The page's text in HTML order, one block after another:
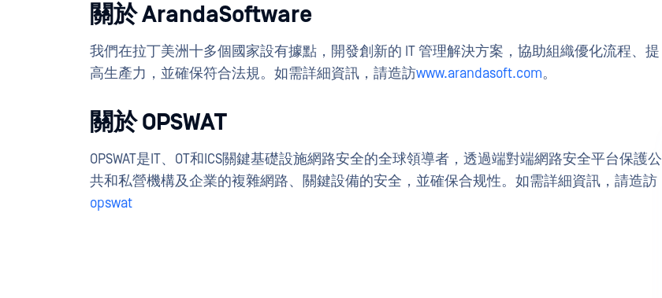
關於 ArandaSoftware
我們在拉丁美洲十多個國家設有據點，開發創新的 IT 管理解決方案，協助組織優化流程、提
高生產力，並確保符合法規。如需詳細資訊，請造訪www.arandasoft.com。
關於 OPSWAT
OPSWAT是IT、OT和ICS關鍵基礎設施網路安全的全球領導者，透過端對端網路安全平台保護公
共和私營機構及企業的複雜網路、關鍵設備的安全，並確保合规性。如需詳細資訊，請造訪
opswat